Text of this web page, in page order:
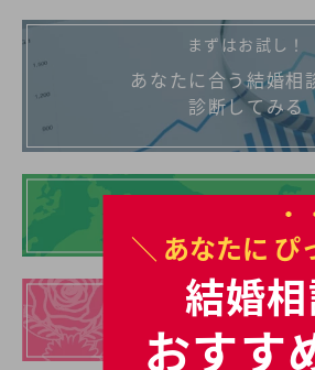
まずはお試し！
あなたに合う結婚相
診断してみる
地域別の結婚相談
イチオシの
結婚相談所一覧
＼ あなたに ぴ
結婚
おすす